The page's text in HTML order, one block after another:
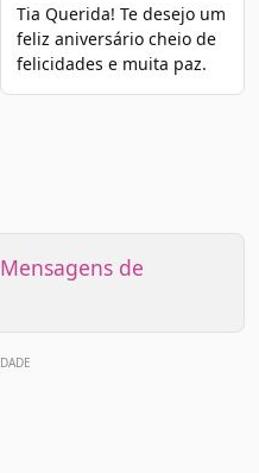
Tia Querida! Te desejo um
feliz aniversário cheio de
felicidades e muita paz.
Mensagens de